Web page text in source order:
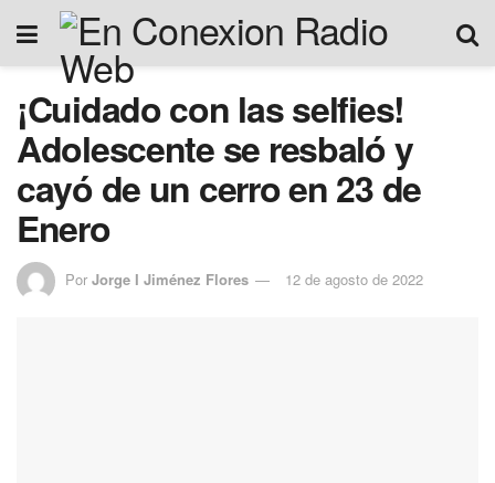
¡Cuidado con las selfies!
Adolescente se resbaló y
cayó de un cerro en 23 de
Enero
Por Jorge I Jiménez Flores 12 de agosto de 2022